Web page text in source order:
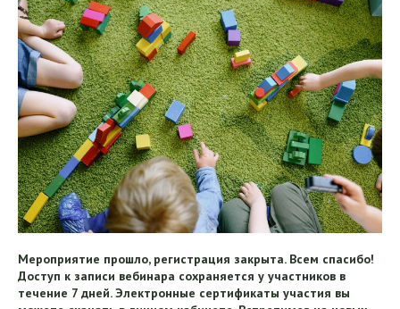
Мероприятие прошло, регистрация закрыта. Всем спасибо!
Доступ к записи вебинара сохраняется у участников в
течение 7 дней. Электронные сертификаты участия вы